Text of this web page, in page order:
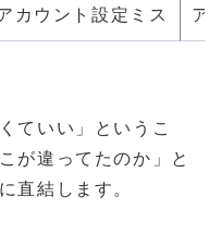
カウント設定ミス ア
ていい」というこ
が違ってたのか」と
直結します。